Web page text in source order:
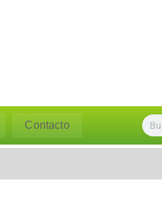
Contacto